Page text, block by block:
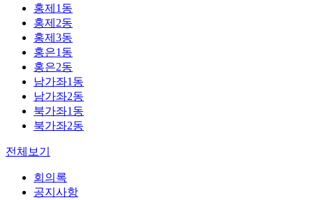
홍제1동
홍제2동
홍제3동
홍은1동
홍은2동
남가좌1동
남가좌2동
북가좌1동
북가좌2동
전체보기
회의록
공지사항